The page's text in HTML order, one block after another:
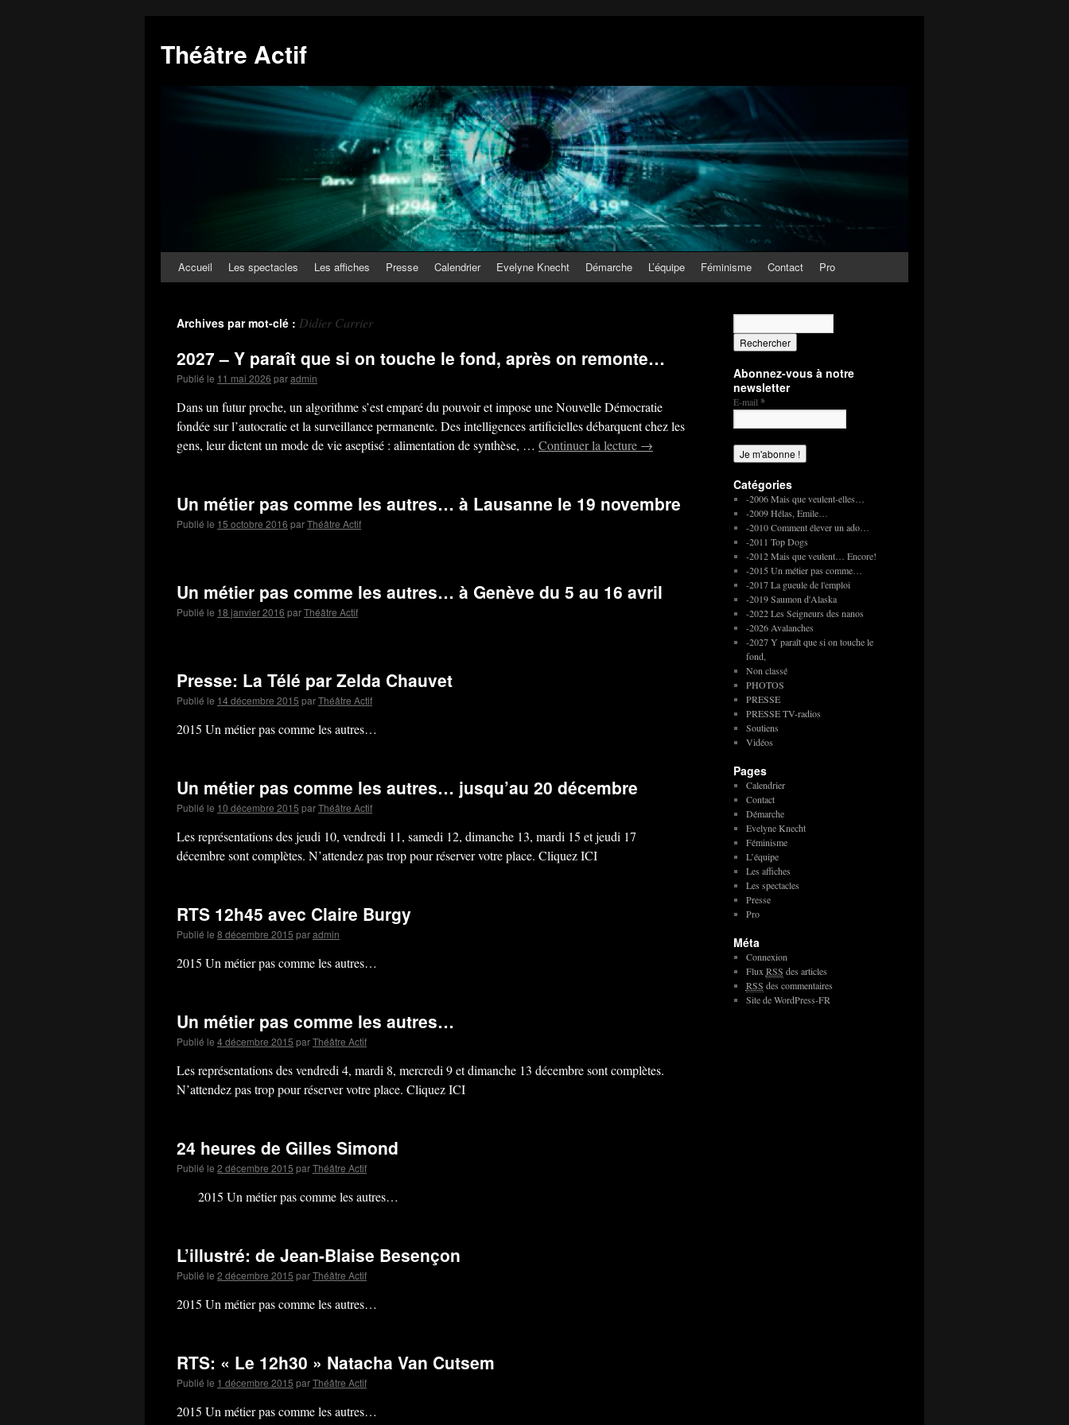
Théâtre Actif
Accueil Les spectacles Les affiches Presse Calendrier Evelyne Knecht Démarche L’équipe Féminisme Contact Pro
Archives par mot-clé : Didier Carrier
2027 – Y paraît que si on touche le fond, après on remonte…
Publié le 11 mai 2026 paradmin
Dans un futur proche, un algorithme s’est emparé du pouvoir et impose une Nouvelle Démocratie
fondée sur l’autocratie et la surveillance permanente. Des intelligences artificielles débarquent chez les
gens, leur dictent un mode de vie aseptisé : alimentation de synthèse, … Continuer la lecture →
Un métier pas comme les autres… à Lausanne le 19 novembre
Publié le 15 octobre 2016 parThéâtre Actif
Un métier pas comme les autres… à Genève du 5 au 16 avril
Publié le 18 janvier 2016 parThéâtre Actif
Presse: La Télé par Zelda Chauvet
Publié le 14 décembre 2015 parThéâtre Actif
2015 Un métier pas comme les autres…
Un métier pas comme les autres… jusqu’au 20 décembre
Publié le 10 décembre 2015 parThéâtre Actif
Les représentations des jeudi 10, vendredi 11, samedi 12, dimanche 13, mardi 15 et jeudi 17
décembre sont complètes. N’attendez pas trop pour réserver votre place. Cliquez ICI
RTS 12h45 avec Claire Burgy
Publié le 8 décembre 2015 paradmin
2015 Un métier pas comme les autres…
Un métier pas comme les autres…
Publié le 4 décembre 2015 parThéâtre Actif
Les représentations des vendredi 4, mardi 8, mercredi 9 et dimanche 13 décembre sont complètes.
N’attendez pas trop pour réserver votre place. Cliquez ICI
24 heures de Gilles Simond
Publié le 2 décembre 2015 parThéâtre Actif
2015 Un métier pas comme les autres…
L’illustré: de Jean-Blaise Besençon
Publié le 2 décembre 2015 parThéâtre Actif
2015 Un métier pas comme les autres…
RTS: « Le 12h30 » Natacha Van Cutsem
Publié le 1 décembre 2015 parThéâtre Actif
2015 Un métier pas comme les autres…
Abonnez-vous à notre
newsletter
E-mail *
Catégories
-2006 Mais que veulent-elles…
-2009 Hélas, Emile…
-2010 Comment élever un ado…
-2011 Top Dogs
-2012 Mais que veulent… Encore!
-2015 Un métier pas comme…
-2017 La gueule de l'emploi
-2019 Saumon d'Alaska
-2022 Les Seigneurs des nanos
-2026 Avalanches
-2027 Y paraît que si on touche le
fond,
Non classé
PHOTOS
PRESSE
PRESSE TV-radios
Soutiens
Vidéos
Pages
Calendrier
Contact
Démarche
Evelyne Knecht
Féminisme
L’équipe
Les affiches
Les spectacles
Presse
Pro
Méta
Connexion
Flux RSS des articles
RSS des commentaires
Site de WordPress-FR